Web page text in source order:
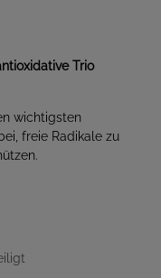
Trio
wichtigsten
freie Radikale zu